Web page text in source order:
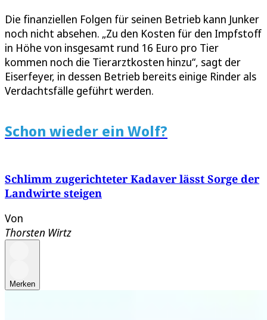
Die finanziellen Folgen für seinen Betrieb kann Junker
noch nicht absehen. „Zu den Kosten für den Impfstoff
in Höhe von insgesamt rund 16 Euro pro Tier
kommen noch die Tierarztkosten hinzu“, sagt der
Eiserfeyer, in dessen Betrieb bereits einige Rinder als
Verdachtsfälle geführt werden.
Schon wieder ein Wolf?
Schlimm zugerichteter Kadaver lässt Sorge der
Landwirte steigen
Von
Thorsten Wirtz
Merken